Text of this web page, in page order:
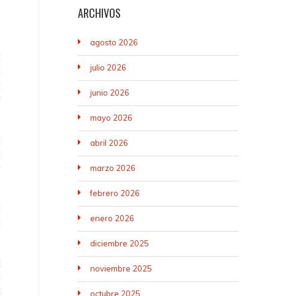
ARCHIVOS
agosto 2026
julio 2026
junio 2026
mayo 2026
abril 2026
marzo 2026
febrero 2026
enero 2026
diciembre 2025
noviembre 2025
octubre 2025